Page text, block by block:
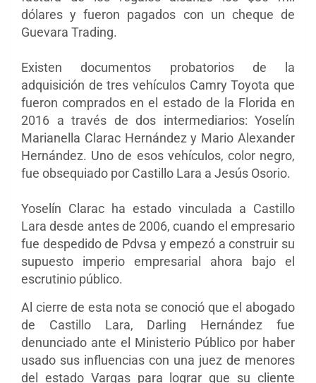
dólares y fueron pagados con un cheque de
Guevara Trading.
Existen documentos probatorios de la
adquisición de tres vehículos Camry Toyota que
fueron comprados en el estado de la Florida en
2016 a través de dos intermediarios: Yoselín
Marianella Clarac Hernández y Mario Alexander
Hernández. Uno de esos vehículos, color negro,
fue obsequiado por Castillo Lara a Jesús Osorio.
Yoselín Clarac ha estado vinculada a Castillo
Lara desde antes de 2006, cuando el empresario
fue despedido de Pdvsa y empezó a construir su
supuesto imperio empresarial ahora bajo el
escrutinio público.
Al cierre de esta nota se conoció que el abogado
de Castillo Lara, Darling Hernández fue
denunciado ante el Ministerio Público por haber
usado sus influencias con una juez de menores
del estado Vargas para lograr que su cliente